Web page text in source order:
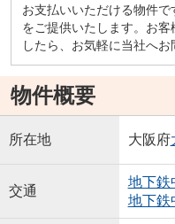
お支払いいただける物件
をご提供いたします。お
したら、お気軽に当社へお
物件概要
所在地 大阪府
交通
地下鉄
地下鉄